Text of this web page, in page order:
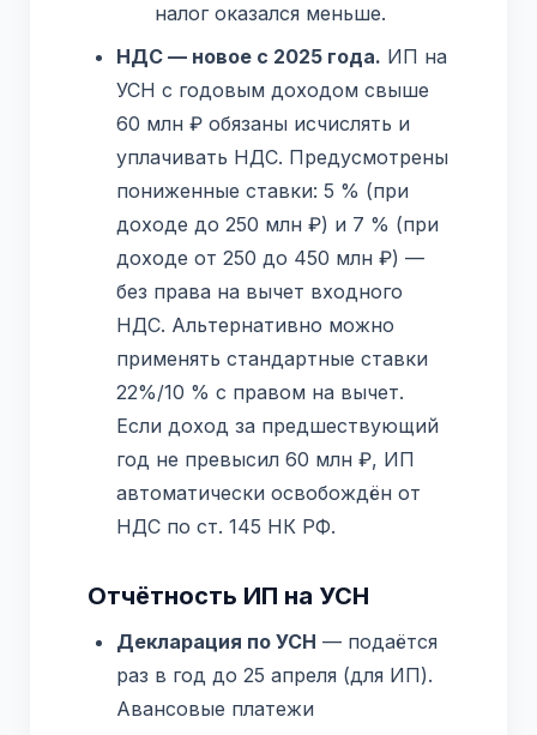
налог оказался меньше.
НДС — новое с 2025 года. ИП на
УСН с годовым доходом свыше
60 млн ₽ обязаны исчислять и
уплачивать НДС. Предусмотрены
пониженные ставки: 5 % (при
доходе до 250 млн ₽) и 7 % (при
доходе от 250 до 450 млн ₽) —
без права на вычет входного
НДС. Альтернативно можно
применять стандартные ставки
22%/10 % с правом на вычет.
Если доход за предшествующий
год не превысил 60 млн ₽, ИП
автоматически освобождён от
НДС по ст. 145 НК РФ.
Отчётность ИП на УСН
Декларация по УСН — подаётся
раз в год до 25 апреля (для ИП).
Авансовые платежи